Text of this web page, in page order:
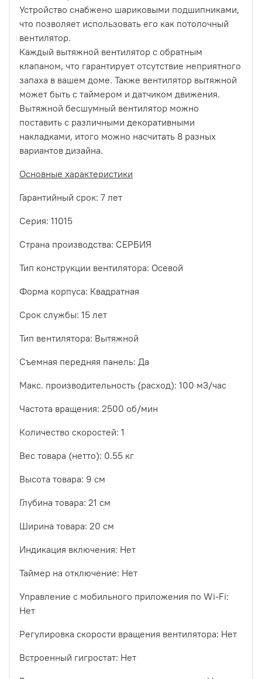
Устройство снабжено шариковыми подшипниками,
что позволяет использовать его как потолочный
вентилятор.
Каждый вытяжной вентилятор с обратным
клапаном, что гарантирует отсутствие неприятного
запаха в вашем доме. Также вентилятор вытяжной
может быть с таймером и датчиком движения.
Вытяжной бесшумный вентилятор можно
поставить с различными декоративными
накладками, итого можно насчитать 8 разных
вариантов дизайна.
Основные характеристики
Гарантийный срок: 7 лет
Серия: 11015
Страна производства: СЕРБИЯ
Тип конструкции вентилятора: Осевой
Форма корпуса: Квадратная
Срок службы: 15 лет
Тип вентилятора: Вытяжной
Съемная передняя панель: Да
Макс. производительность (расход): 100 м3/час
Частота вращения: 2500 об/мин
Количество скоростей: 1
Вес товара (нетто): 0.55 кг
Высота товара: 9 см
Глубина товара: 21 см
Ширина товара: 20 см
Индикация включения: Нет
Таймер на отключение: Нет
Управление c мобильного приложения по Wi-Fi:
Нет
Регулировка скорости вращения вентилятора: Нет
Встроенный гигростат: Нет